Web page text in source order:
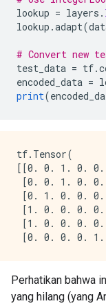
lookup = layers .
lookup .adapt(
# Convert new
test_data = tf.
encoded_data =
print(
tf.Tensor(
[[0. 0. 1. 0.
[0. 0. 1. 0.
[0. 1. 0. 0.
[1. 0. 0. 0.
[1. 0. 0. 0.
Perhatikan bahwa
yang hilang (yang